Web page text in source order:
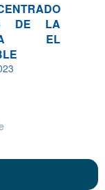
DE LA
EL